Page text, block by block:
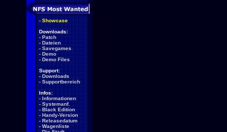
- Showcase
Downloads:
- Patch
- Dateien
- Savegames
- Demo
- Demo Files
Support:
- Downloads
- Supportbereich
Infos:
- Informationen
- Systemanf.
- Black Edition
- Handy-Version
- Releasedatum
- Wagenliste